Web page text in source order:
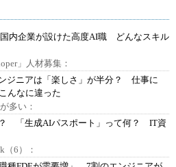
内企業が設けた高度AI職 どんなスキル
」人材募集：
ジニアは「楽しさ」が半分？ 仕事に
んなに違った
多い：
？ 「生成AIパスポート」って何？ IT資
（6）：